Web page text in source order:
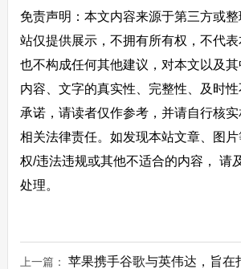
免责声明：本文内容来源于第三方或
站仅提供展示，不拥有所有权，不代表
也不构成任何其他建议，对本文以及
内容、文字的真实性、完整性、及时
承诺，请读者仅作参考，并请自行核
相关法律责任。如发现本站文章、图
权/违法违规或其他不适合的内容， 请
处理。
上一篇： 苹果携手谷歌与英伟达，旨在